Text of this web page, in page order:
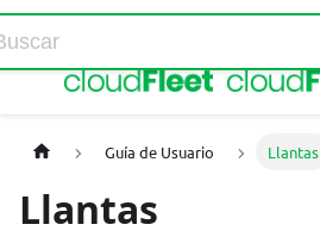
Guía de Usuario Llantas
Llantas